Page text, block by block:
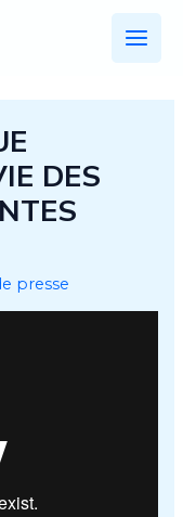
Menu
DES
presse